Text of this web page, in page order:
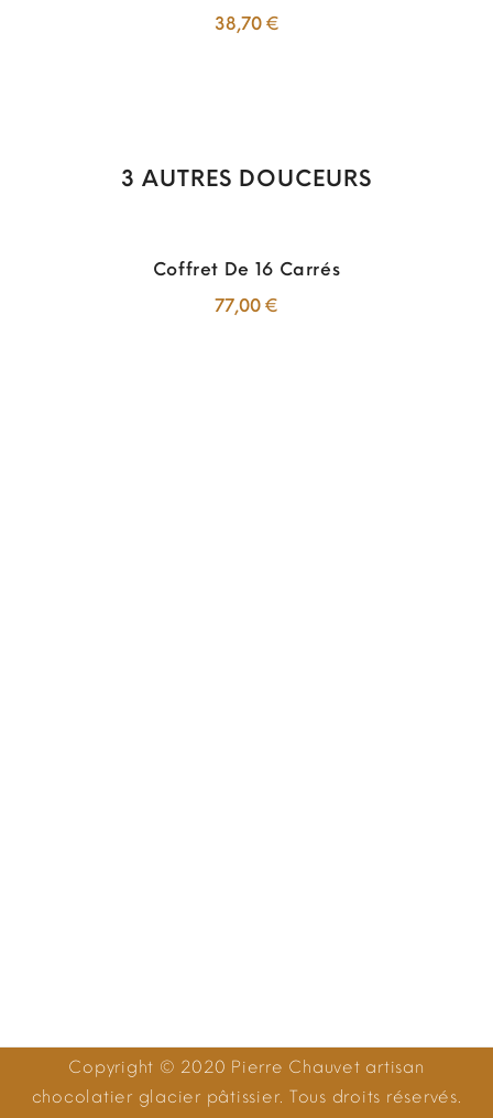
Prix
38,70 €
3 AUTRES DOUCEURS
Coffret De 16 Carrés
Prix
77,00 €
Copyright © 2020 Pierre Chauvet artisan
chocolatier glacier pâtissier. Tous droits réservés.